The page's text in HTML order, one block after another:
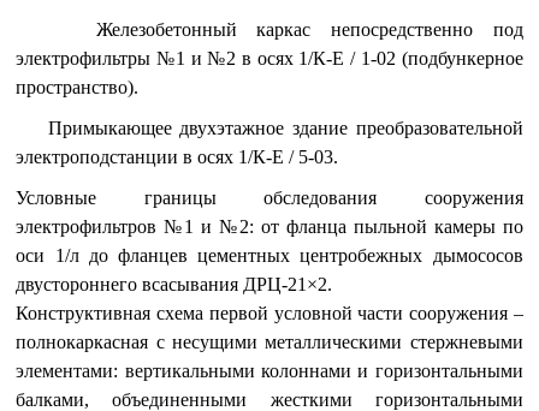
Железобетонный каркас непосредственно под
электрофильтры №1 и №2 в осях 1/К-Е / 1-02 (подбункерное
пространство).
Примыкающее двухэтажное здание преобразовательной
электроподстанции в осях 1/К-Е / 5-03.
Условные границы обследования сооружения
электрофильтров №1 и №2: от фланца пыльной камеры по
оси 1/л до фланцев цементных центробежных дымососов
двустороннего всасывания ДРЦ-21×2.
Конструктивная схема первой условной части сооружения –
полнокаркасная с несущими металлическими стержневыми
элементами: вертикальными колоннами и горизонтальными
балками, объединенными жесткими горизонтальными